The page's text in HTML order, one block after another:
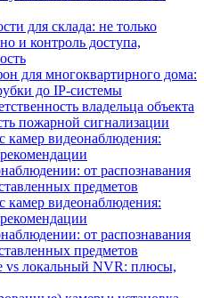
для склада: не только
и контроль доступа,
для многоквартирного дома:
до IP-системы
владельца объекта
пожарной сигнализации
камер видеонаблюдения:
от распознавания
предметов
камер видеонаблюдения:
от распознавания
предметов
vs локальный NVR: плюсы,